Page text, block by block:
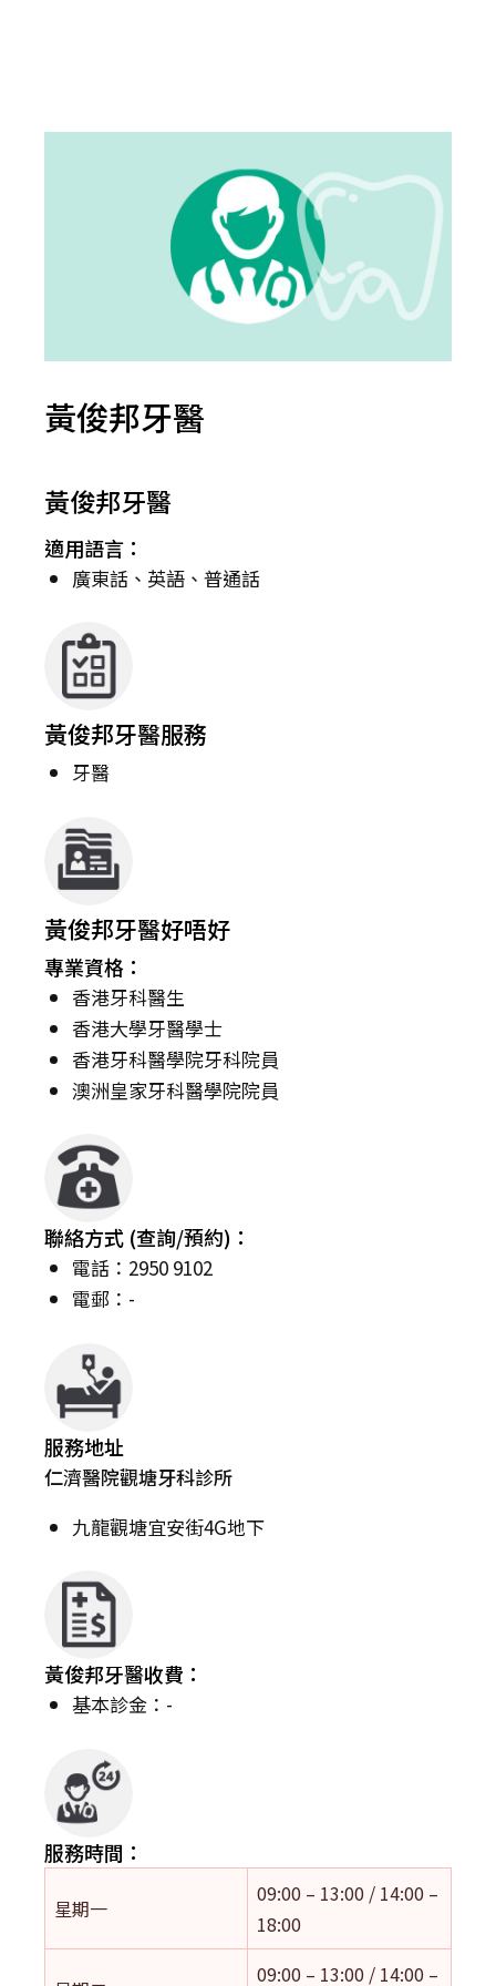
黃俊邦牙醫
黃俊邦牙醫
適用語言：
廣東話、英語、普通話
黃俊邦牙醫服務
牙醫
黃俊邦牙醫好唔好
專業資格：
香港牙科醫生
香港大學牙醫學士
香港牙科醫學院牙科院員
澳洲皇家牙科醫學院院員
聯絡方式 (查詢/預約)：
電話：2950 9102
電郵：-
服務地址
仁濟醫院觀塘牙科診所
九龍觀塘宜安街4G地下
黃俊邦牙醫收費：
基本診金：-
服務時間：
星期一
09:00 – 13:00 / 14:00 –
18:00
09:00 – 13:00 / 14:00 –